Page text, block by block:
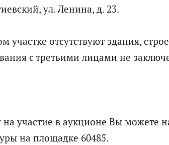
ул. Ленина, д. 23.
отсутствуют здания,
с третьими лицами не
участие в аукционе Вы можете
на площадке 60485.